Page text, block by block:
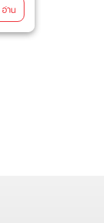
อ่าน